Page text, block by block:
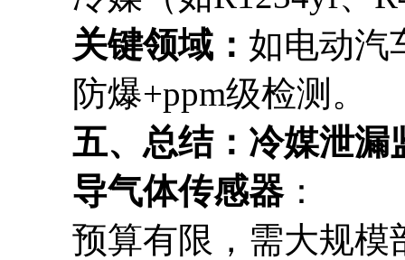
关键领域： 如电动汽
防爆+ppm级检测。
五、总结：冷媒泄漏
导气体传感器：
预算有限，需大规模